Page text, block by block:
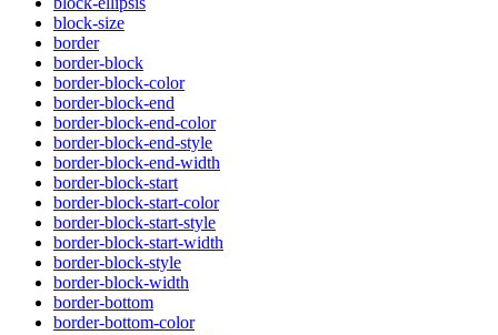
block-size
border
border-block
border-block-color
border-block-end
border-block-end-color
border-block-end-style
border-block-end-width
border-block-start
border-block-start-color
border-block-start-style
border-block-start-width
border-block-style
border-block-width
border-bottom
border-bottom-color